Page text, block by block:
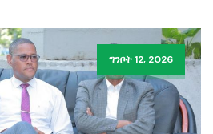
ግንቦት 12, 2026